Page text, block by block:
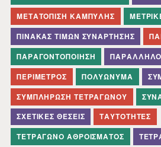
ΜΕΤΑΤΌΠΙΣΗ ΚΑΜΠΎΛΗΣ
ΠΊΝΑΚΑΣ ΤΙΜΏΝ ΣΥΝΆΡΤΗΣΗΣ
ΠΑΡΑΓΟΝΤΟΠΟΊΗΣΗ
ΠΕΡΊΜΕΤΡΟΣ ΠΟΛΥΏΝΥΜΑ
ΣΥΜΠΛΉΡΩΣΗ ΤΕΤΡΑΓΏΝΟΥ
ΣΧΕΤΙΚΈΣ ΘΈΣΕΙΣ ΤΑΥΤΌΤΗΤΕΣ
ΤΕΤΡΆΓΩΝΟ ΑΘΡΟΊΣΜΑΤΟΣ